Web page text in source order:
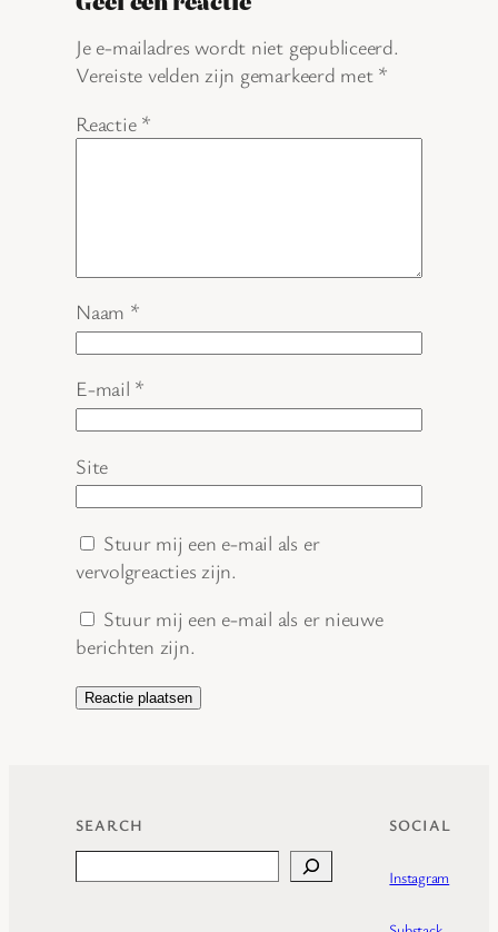
Je e-mailadres wordt niet gepubliceerd.
Vereiste velden zijn gemarkeerd met *
Reactie *
Naam *
E-mail *
Site
Stuur mij een e-mail als er
vervolgreacties zijn.
Stuur mij een e-mail als er nieuwe
berichten zijn.
SEARCH SOCIAL
Instagram